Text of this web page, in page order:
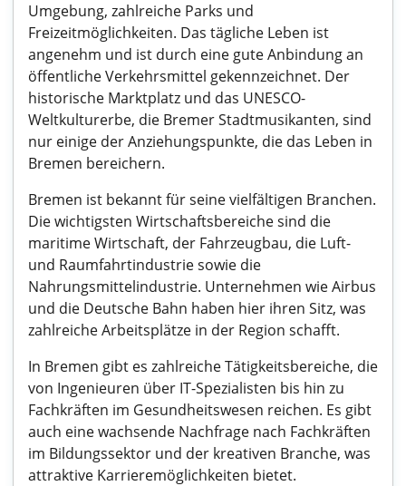
Umgebung, zahlreiche Parks und
Freizeitmöglichkeiten. Das tägliche Leben ist
angenehm und ist durch eine gute Anbindung an
öffentliche Verkehrsmittel gekennzeichnet. Der
historische Marktplatz und das UNESCO-
Weltkulturerbe, die Bremer Stadtmusikanten, sind
nur einige der Anziehungspunkte, die das Leben in
Bremen bereichern.
Bremen ist bekannt für seine vielfältigen Branchen.
Die wichtigsten Wirtschaftsbereiche sind die
maritime Wirtschaft, der Fahrzeugbau, die Luft-
und Raumfahrtindustrie sowie die
Nahrungsmittelindustrie. Unternehmen wie Airbus
und die Deutsche Bahn haben hier ihren Sitz, was
zahlreiche Arbeitsplätze in der Region schafft.
In Bremen gibt es zahlreiche Tätigkeitsbereiche, die
von Ingenieuren über IT-Spezialisten bis hin zu
Fachkräften im Gesundheitswesen reichen. Es gibt
auch eine wachsende Nachfrage nach Fachkräften
im Bildungssektor und der kreativen Branche, was
attraktive Karrieremöglichkeiten bietet.